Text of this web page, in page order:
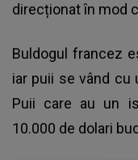
direcționat în mod
Buldogul francez
iar puii se vând cu
Puii care au un
10.000 de dolari